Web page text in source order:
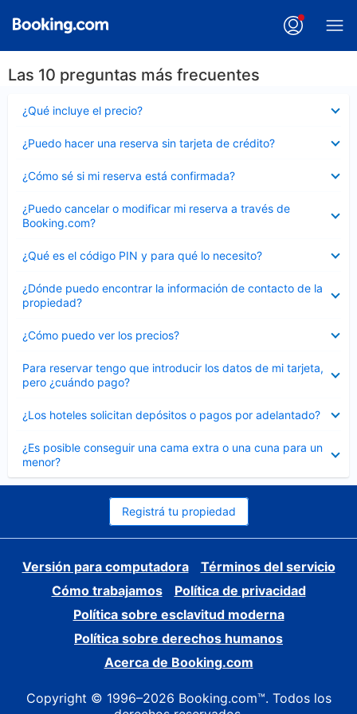
Las 10 preguntas más frecuentes
¿Qué incluye el precio?
cerrado
¿Puedo hacer una reserva sin tarjeta de crédito?
cerrado
¿Cómo sé si mi reserva está confirmada?
cerrado
¿Puedo cancelar o modificar mi reserva a través de
Booking.com?
cerrado
¿Qué es el código PIN y para qué lo necesito?
cerrado
¿Dónde puedo encontrar la información de contacto de la
propiedad?
cerrado
¿Cómo puedo ver los precios?
cerrado
Para reservar tengo que introducir los datos de mi tarjeta,
pero ¿cuándo pago?
cerrado
¿Los hoteles solicitan depósitos o pagos por adelantado?
cerrado
¿Es posible conseguir una cama extra o una cuna para un
menor?
cerrado
Registrá tu propiedad
Versión para computadora
Términos del servicio
Cómo trabajamos
Política de privacidad
Política sobre esclavitud moderna
Política sobre derechos humanos
Acerca de Booking.com
Copyright © 1996–2026 Booking.com™. Todos los